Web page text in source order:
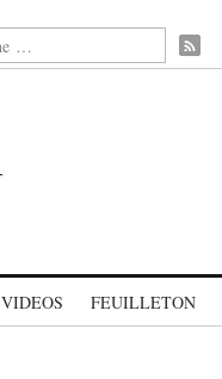
VIDEOS FEUILLETON